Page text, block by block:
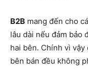
B2B mang đến cho
lâu dài nếu đảm bảo
hai bên. Chính vì
bên bán đều không